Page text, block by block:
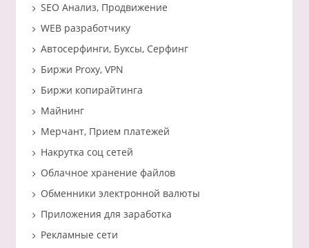
SEO Анализ, Продвижение
WEB разработчику
Автосерфинги, Буксы, Серфинг
Биржи Proxy, VPN
Биржи копирайтинга
Майнинг
Мерчант, Прием платежей
Накрутка соц сетей
Облачное хранение файлов
Обменники электронной валюты
Приложения для заработка
Рекламные сети